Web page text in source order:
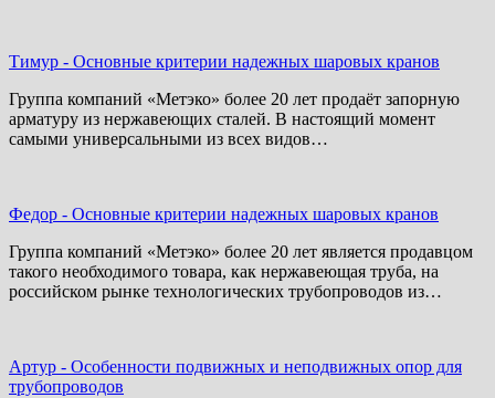
Тимур - Основные критерии надежных шаровых кранов
Группа компаний «Метэко» более 20 лет продаёт запорную
арматуру из нержавеющих сталей. В настоящий момент
самыми универсальными из всех видов…
Федор - Основные критерии надежных шаровых кранов
Группа компаний «Метэко» более 20 лет является продавцом
такого необходимого товара, как нержавеющая труба, на
российском рынке технологических трубопроводов из…
Артур - Особенности подвижных и неподвижных опор для
трубопроводов